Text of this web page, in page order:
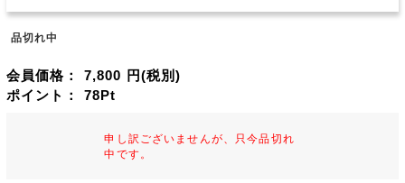
品切れ中
会員価格： 7,800 円(税別)
ポイント： 78Pt
申し訳ございませんが、只今品切れ
中です。